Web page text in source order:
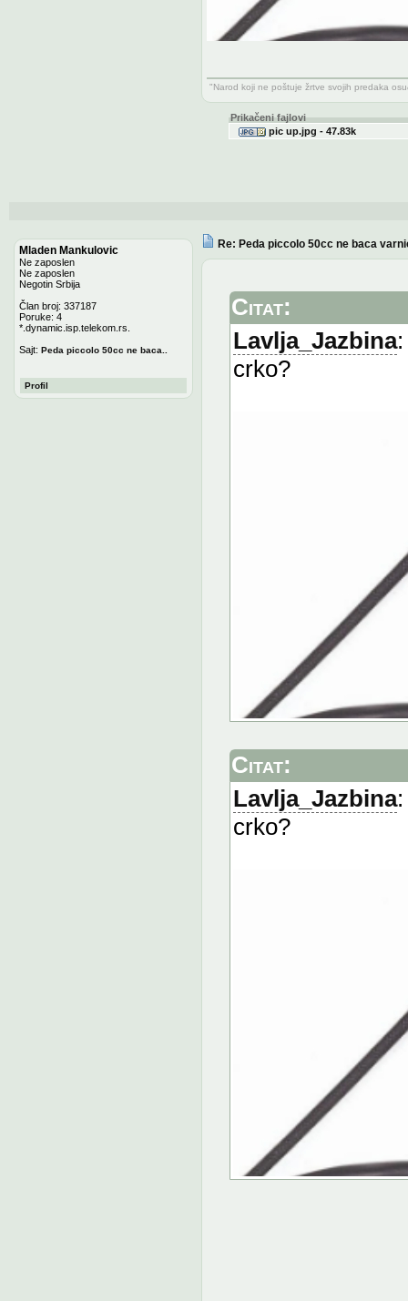
"Narod koji ne poštuje žrtve svojih predaka
Prikačeni fajlovi
pic up.jpg - 47.83k
Mladen Mankulovic
Ne zaposlen
Ne zaposlen
Negotin Srbija
Član broj: 337187
Poruke: 4
*.dynamic.isp.telekom.rs.
Sajt: Peda piccolo 50cc ne baca..
Profil
Re: Peda piccolo 50cc ne baca
Citat:
Lavlja_Jazbina
crko?
Citat:
Lavlja_Jazbina
crko?